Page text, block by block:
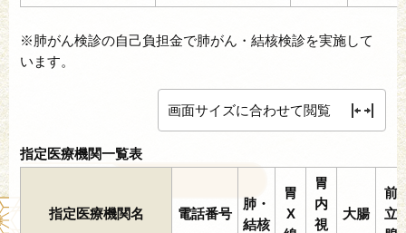
※肺がん検診の自己負担金で肺がん・結核検診を実施して
います。
画面サイズに合わせて閲覧
指定医療機関一覧表
指定医療機関名 電話番号
肺・
結核
胃
X
胃
内
視
大腸
前
立